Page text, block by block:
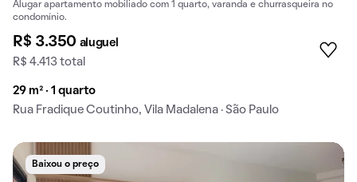
Alugar apartamento mobiliado com 1 quarto, varanda e churrasqueira no
condomínio.
R$ 3.350 aluguel
R$ 4.413 total
29 m² · 1 quarto
Rua Fradique Coutinho, Vila Madalena · São Paulo
Baixou o preço